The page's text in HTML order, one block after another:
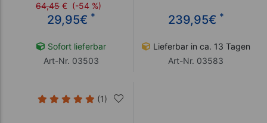
64,45 € (-54 %)
29,95€ *
Sofort lieferbar
Art-Nr. 03503
239,95€ *
Lieferbar in ca. 13 Tagen
Art-Nr. 03583
(1)